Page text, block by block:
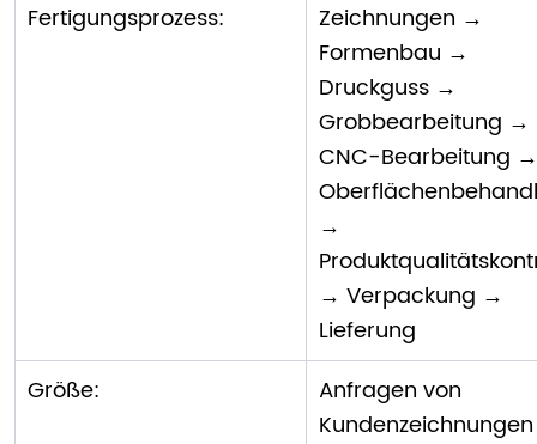
Fertigungsprozess:
Zeichnungen →
Formenbau →
Druckguss →
Grobbearbeitung →
CNC-Bearbeitung
→
→ Verpackung →
Lieferung
Größe:
Anfragen von
Kundenzeichnungen